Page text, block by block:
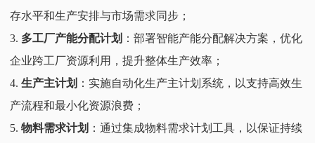
存水平和生产安排与市场需求同步；
3. 多工厂产能分配计划 ：部署智能产能分配解决方案，优化
企业跨工厂资源利用，提升整体生产效率；
4. 生产主计划 ：实施自动化生产主计划系统，以支持高效生
产流程和最小化资源浪费；
5. 物料需求计划 ：通过集成物料需求计划工具，以保证持续